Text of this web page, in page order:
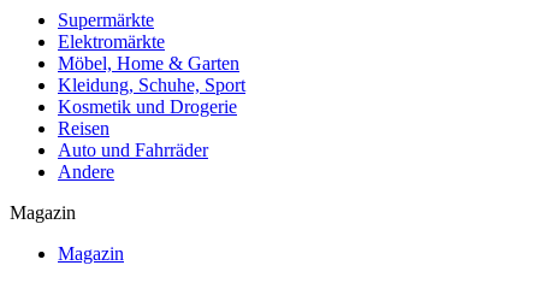
Supermärkte
Elektromärkte
Möbel, Home & Garten
Kleidung, Schuhe, Sport
Kosmetik und Drogerie
Reisen
Auto und Fahrräder
Andere
Magazin
Magazin